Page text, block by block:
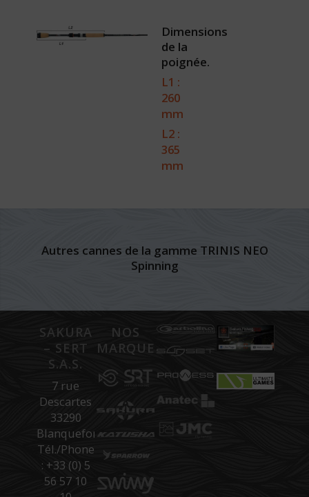
Dimensions
de la
poignée.
L1 :
260
mm
L2 :
365
mm
Autres cannes de la gamme TRINIS NEO
Spinning
SAKURA
– SERT
S.A.S.
7 rue
Descartes
33290
Blanquefort
Tél./Phone
: +33 (0) 5
56 57 10
NOS
MARQUES